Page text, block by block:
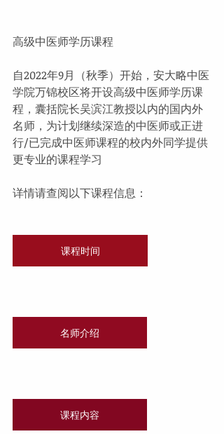
高级中医师学历课程
自2022年9月（秋季）开始，安大略中医
学院万锦校区将开设高级中医师学历课
程，囊括院长吴滨江教授以内的国内外
名师，为计划继续深造的中医师或正进
行/已完成中医师课程的校内外同学提供
更专业的课程学习
详情请查阅以下课程信息：
课程时间
名师介绍
课程内容